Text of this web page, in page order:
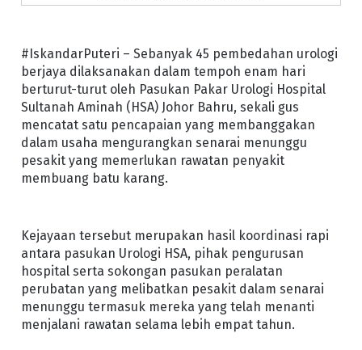
#IskandarPuteri – Sebanyak 45 pembedahan urologi
berjaya dilaksanakan dalam tempoh enam hari
berturut-turut oleh Pasukan Pakar Urologi Hospital
Sultanah Aminah (HSA) Johor Bahru, sekali gus
mencatat satu pencapaian yang membanggakan
dalam usaha mengurangkan senarai menunggu
pesakit yang memerlukan rawatan penyakit
membuang batu karang.
Kejayaan tersebut merupakan hasil koordinasi rapi
antara pasukan Urologi HSA, pihak pengurusan
hospital serta sokongan pasukan peralatan
perubatan yang melibatkan pesakit dalam senarai
menunggu termasuk mereka yang telah menanti
menjalani rawatan selama lebih empat tahun.